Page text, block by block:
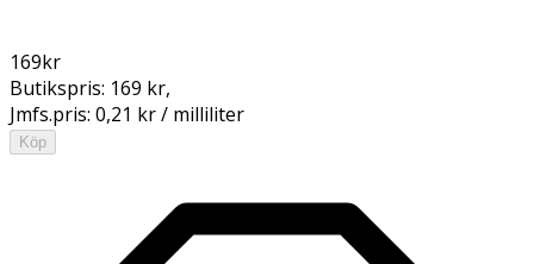
169kr
Butikspris: 169 kr,
Jmfs.pris: 0,21 kr / milliliter
Köp